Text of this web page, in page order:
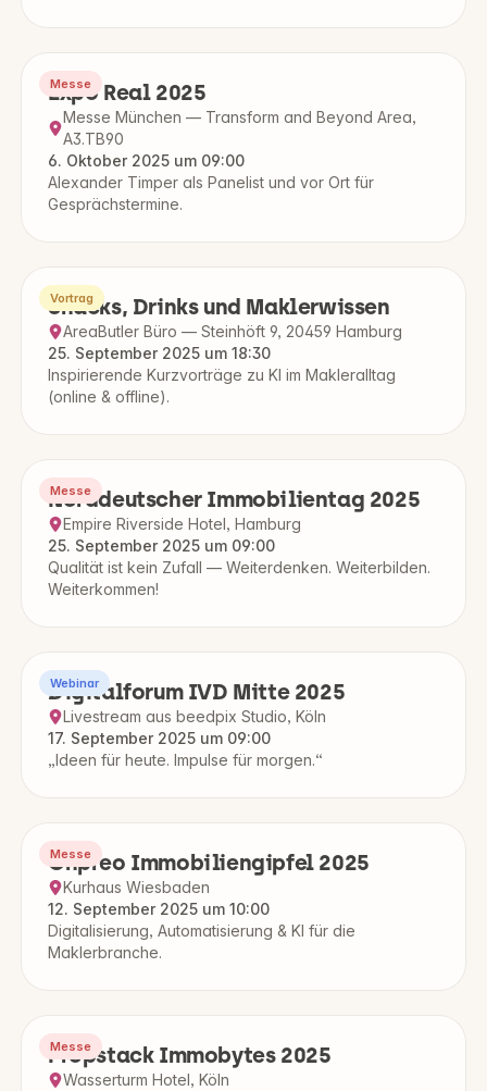
Messe
Expo Real 2025
Messe München — Transform and Beyond Area,
A3.TB90
6. Oktober 2025 um 09:00
Alexander Timper als Panelist und vor Ort für
Gesprächstermine.
Vortrag
Snacks, Drinks und Maklerwissen
AreaButler Büro — Steinhöft 9, 20459 Hamburg
25. September 2025 um 18:30
Inspirierende Kurzvorträge zu KI im Makleralltag
(online & offline).
Messe
Norddeutscher Immobilientag 2025
Empire Riverside Hotel, Hamburg
25. September 2025 um 09:00
Qualität ist kein Zufall — Weiterdenken. Weiterbilden.
Weiterkommen!
Webinar
Digitalforum IVD Mitte 2025
Livestream aus beedpix Studio, Köln
17. September 2025 um 09:00
„Ideen für heute. Impulse für morgen.“
Messe
Onpreo Immobiliengipfel 2025
Kurhaus Wiesbaden
12. September 2025 um 10:00
Digitalisierung, Automatisierung & KI für die
Maklerbranche.
Messe
Propstack Immobytes 2025
Wasserturm Hotel, Köln